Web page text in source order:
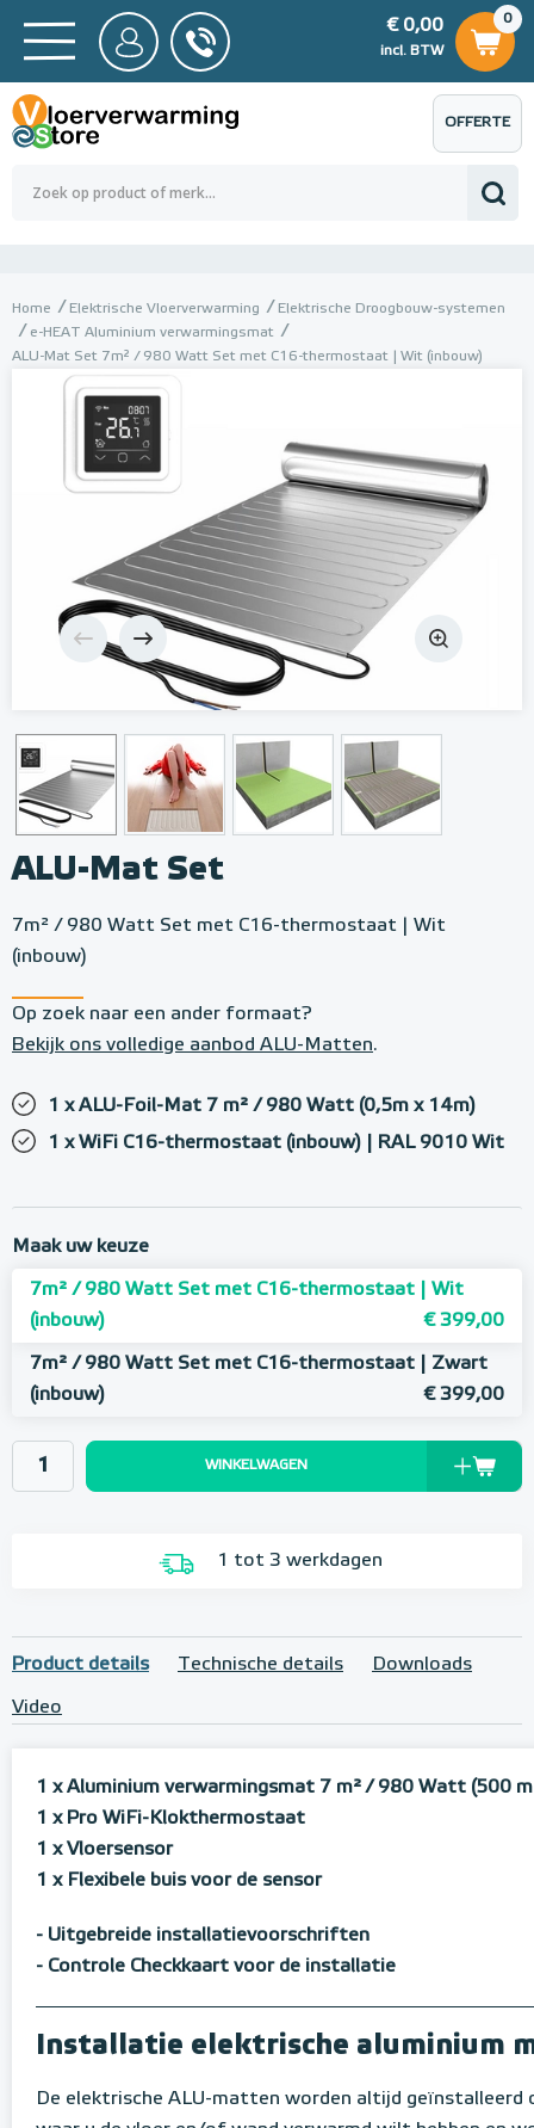
BTW
0,00
0
€ 0,00
incl. BTW
€ 0,00
OFFERTE
AANVRAGEN
Home Elektrische Vloerverwarming
Elektrische Droogbouw-systemen
e-HEAT Aluminium verwarmingsmat
ALU-Mat Set 7m² / 980 Watt Set met C16-thermostaat | Wit (inbouw)
ALU-Mat Set
7m² / 980 Watt Set met C16-thermostaat | Wit
(inbouw)
Op zoek naar een ander formaat?
Bekijk ons volledige aanbod ALU-Matten.
1 x ALU-Foil-Mat 7 m² / 980 Watt (0,5m x 14m)
1 x WiFi C16-thermostaat (inbouw) | RAL 9010 Wit
Maak uw keuze
7m² / 980 Watt Set met C16-thermostaat | Wit
(inbouw)
€ 399,00
7m² / 980 Watt Set met C16-thermostaat | Zwart
(inbouw)
€ 399,00
WINKELWAGEN
1 tot 3 werkdagen
Product details Technische details Downloads
Video
1 x Aluminium verwarmingsmat 7 m²/ 980 Watt (500
1 x Pro WiFi-Klokthermostaat
1 x Vloersensor
1 x Flexibele buis voor de sensor
- Uitgebreide installatievoorschriften
- Controle Checkkaart voor de installatie
Installatie elektrische aluminium
De elektrische ALU-matten worden altijd geïnstalleerd